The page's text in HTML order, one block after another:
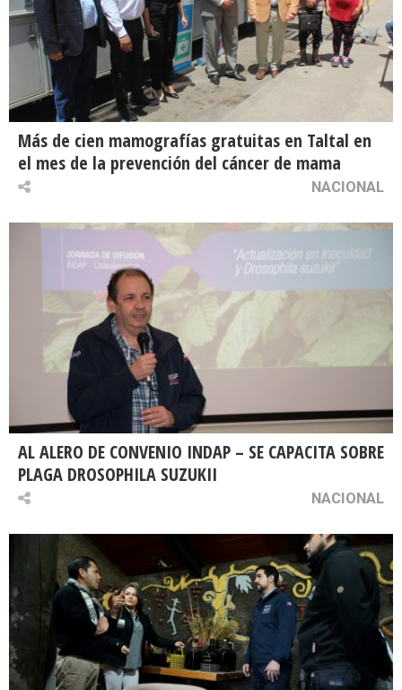
Más de cien mamografías gratuitas en Taltal en
el mes de la prevención del cáncer de mama
NACIONAL
AL ALERO DE CONVENIO INDAP – SE CAPACITA SOBRE
PLAGA DROSOPHILA SUZUKII
NACIONAL